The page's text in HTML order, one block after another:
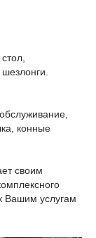
конные
своим
Вашим услугам